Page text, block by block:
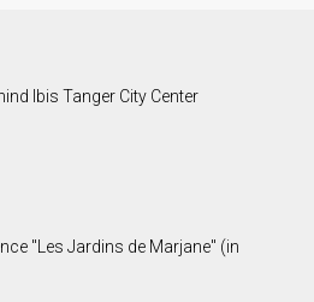
Ibis Tanger City Center
"Les Jardins de Marjane" (in